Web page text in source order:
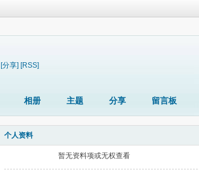
[分享] [RSS]
相册 主题 分享 留言板
个人资料
暂无资料项或无权查看